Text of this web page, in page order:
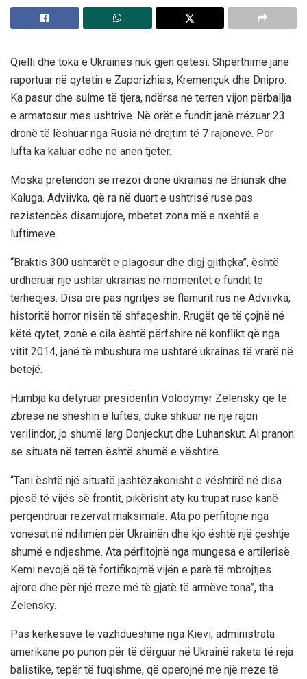
Qielli dhe toka e Ukrainës nuk gjen qetësi. Shpërthime janë
raportuar në qytetin e Zaporizhias, Kremençuk dhe Dnipro.
Ka pasur dhe sulme të tjera, ndërsa në terren vijon përballja
e armatosur mes ushtrive. Në orët e fundit janë rrëzuar 23
dronë të lëshuar nga Rusia në drejtim të 7 rajoneve. Por
lufta ka kaluar edhe në anën tjetër.
Moska pretendon se rrëzoi dronë ukrainas në Briansk dhe
Kaluga. Adviivka, që ra në duart e ushtrisë ruse pas
rezistencës disamujore, mbetet zona më e nxehtë e
luftimeve.
“Braktis 300 ushtarët e plagosur dhe digj gjithçka”, është
urdhëruar një ushtar ukrainas në momentet e fundit të
tërheqjes. Disa orë pas ngritjes së flamurit rus në Adviivka,
historitë horror nisën të shfaqeshin. Rrugët që të çojnë në
këtë qytet, zonë e cila është përfshirë në konflikt që nga
vitit 2014, janë të mbushura me ushtarë ukrainas të vrarë në
betejë.
Humbja ka detyruar presidentin Volodymyr Zelensky që të
zbresë në sheshin e luftës, duke shkuar në një rajon
verilindor, jo shumë larg Donjeckut dhe Luhanskut. Ai pranon
se situata në terren është shumë e vështirë.
“Tani është një situatë jashtëzakonisht e vështirë në disa
pjesë të vijës së frontit, pikërisht aty ku trupat ruse kanë
përqendruar rezervat maksimale. Ata po përfitojnë nga
vonesat në ndihmën për Ukrainën dhe kjo është një çështje
shumë e ndjeshme. Ata përfitojnë nga mungesa e artilerisë.
Kemi nevojë që të fortifikojmë vijën e parë të mbrojtjes
ajrore dhe për një rreze më të gjatë të armëve tona”, tha
Zelensky.
Pas kërkesave të vazhdueshme nga Kievi, administrata
amerikane po punon për të dërguar në Ukrainë raketa të reja
balistike, tepër të fuqishme, që operojnë me një rreze të